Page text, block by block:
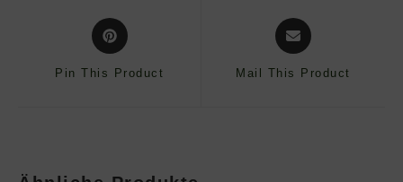
Opens
in
Pin This Product
Opens
in
Mail This Product